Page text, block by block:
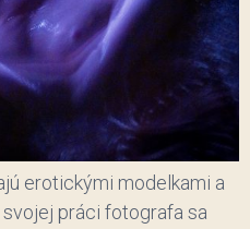
erotickými modelkami a
práci fotografa sa